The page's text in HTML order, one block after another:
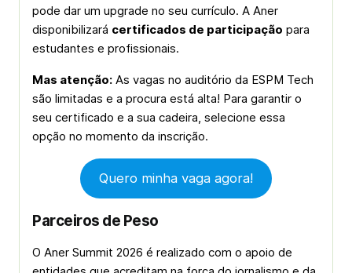
pode dar um upgrade no seu currículo. A Aner
disponibilizará certificados de participação para
estudantes e profissionais.
Mas atenção: As vagas no auditório da ESPM Tech
são limitadas e a procura está alta! Para garantir o
seu certificado e a sua cadeira, selecione essa
opção no momento da inscrição.
Quero minha vaga agora!
Parceiros de Peso
O Aner Summit 2026 é realizado com o apoio de